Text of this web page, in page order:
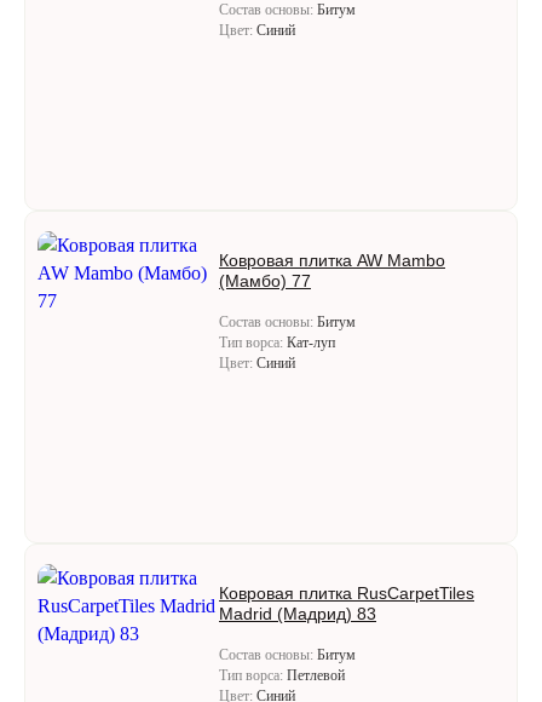
Состав основы: Битум
Цвет: Синий
Ковровая плитка AW Mambo
(Мамбо) 77
Состав основы: Битум
Тип ворса: Кат-луп
Цвет: Синий
Ковровая плитка RusCarpetTiles
Madrid (Мадрид) 83
Состав основы: Битум
Тип ворса: Петлевой
Цвет: Синий